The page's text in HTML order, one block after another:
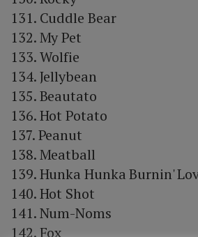
131. Cuddle Bear
132. My Pet
133. Wolfie
134. Jellybean
135. Beautato
136. Hot Potato
137. Peanut
138. Meatball
139. Hunka Hunka Burnin'
140. Hot Shot
141. Num-Noms
142. Fox